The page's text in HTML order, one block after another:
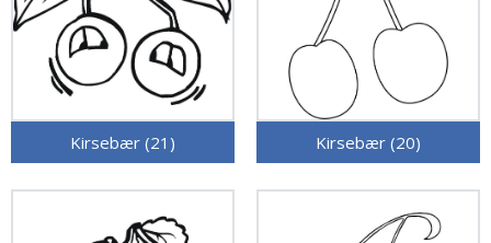
Kirsebær (21) Kirsebær (20)